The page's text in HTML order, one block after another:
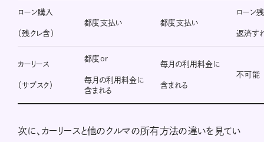
ローン購入
（残クレ含）
都度支払い 都度支払い
ローン
返済す
カーリース
（サブスク）
都度or
毎月の利用料金に
含まれる
毎月の利用料金に
含まれる
不可能
次に、カーリースと他のクルマの所有方法の違いを見てい